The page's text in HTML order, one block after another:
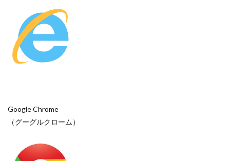
Google Chrome
（グーグルクローム）